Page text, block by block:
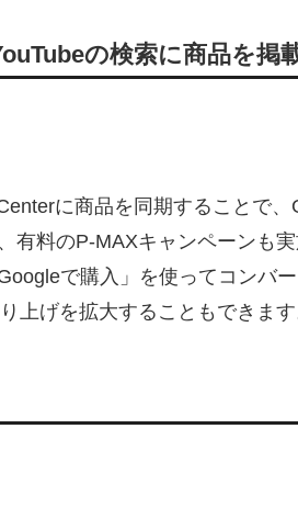
の検索に商品を掲
に商品を同期することで
有料のP-MAXキャンペーンも
で購入」を使ってコンバ
上げを拡大することもできます